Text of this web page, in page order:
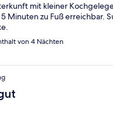
mit kleiner
Minuten zu Fuß erreichbar.
von 4 Nächten